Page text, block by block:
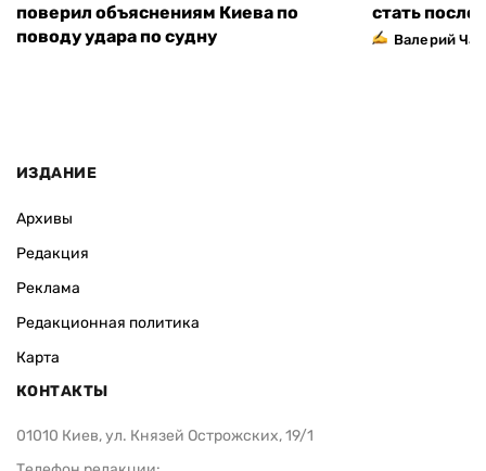
поверил объяснениям Киева по
поводу удара по судну
стать
Валерий
ИЗДАНИЕ
Архивы
Редакция
Реклама
Редакционная политика
Карта
КОНТАКТЫ
01010 Киев, ул. Князей Острожских, 19/1